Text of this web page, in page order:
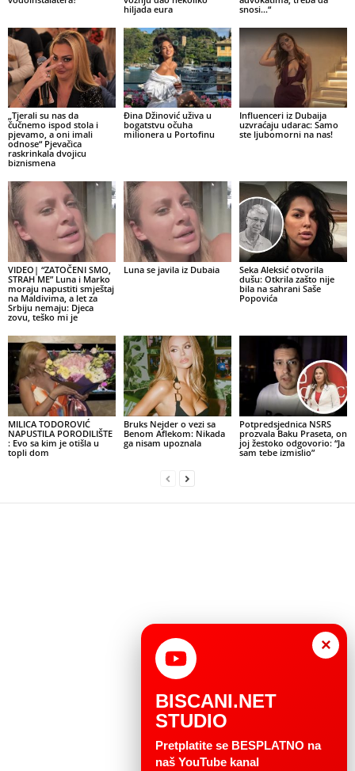
hiljada eura
snosi…“
„Tjerali su nas da
čučnemo ispod stola i
pjevamo, a oni imali
odnose“ Pjevačica
raskrinkala dvojicu
biznismena
Đina Džinović uživa u
bogatstvu očuha
milionera u Portofinu
Influenceri iz Dubaija
uzvraćaju udarac: Samo
ste ljubomorni na nas!
VIDEO| “ZATOČENI SMO,
STRAH ME” Luna i Marko
moraju napustiti smještaj
na Maldivima, a let za
Srbiju nemaju: Djeca
zovu, teško mi je
Luna se javila iz Dubaia
Seka Aleksić otvorila
dušu: Otkrila zašto nije
bila na sahrani Saše
Popovića
MILICA TODOROVIĆ
NAPUSTILA PORODILIŠTE
: Evo sa kim je otišla u
topli dom
Bruks Nejder o vezi sa
Benom Aflekom: Nikada
ga nisam upoznala
Potpredsjednica NSRS
prozvala Baku Praseta, on
joj žestoko odgovorio: “Ja
sam tebe izmislio”
×
BISCANI.NET
STUDIO
Pretplatite se BESPLATNO na
naš YouTube kanal